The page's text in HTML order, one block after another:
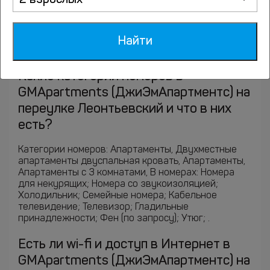
Ответы на часто задаваемые
Какие категории номеров в
GMApartments (ДжиЭмАпартментс) на
переулке Леонтьевский и что в них
есть?
Категории номеров: Апартаменты, Двухместные
апартаменты двуспальная кровать, Апартаменты,
Апартаменты с 3 комнатами, В номерах: Номера
для некурящих; Номера со звукоизоляцией;
Холодильник; Семейные номера; Кабельное
телевидение; Телевизор; Гладильные
принадлежности; Фен (по запросу); Утюг; .
Есть ли wi-fi и доступ в Интернет в
GMApartments (ДжиЭмАпартментс) на
Найти